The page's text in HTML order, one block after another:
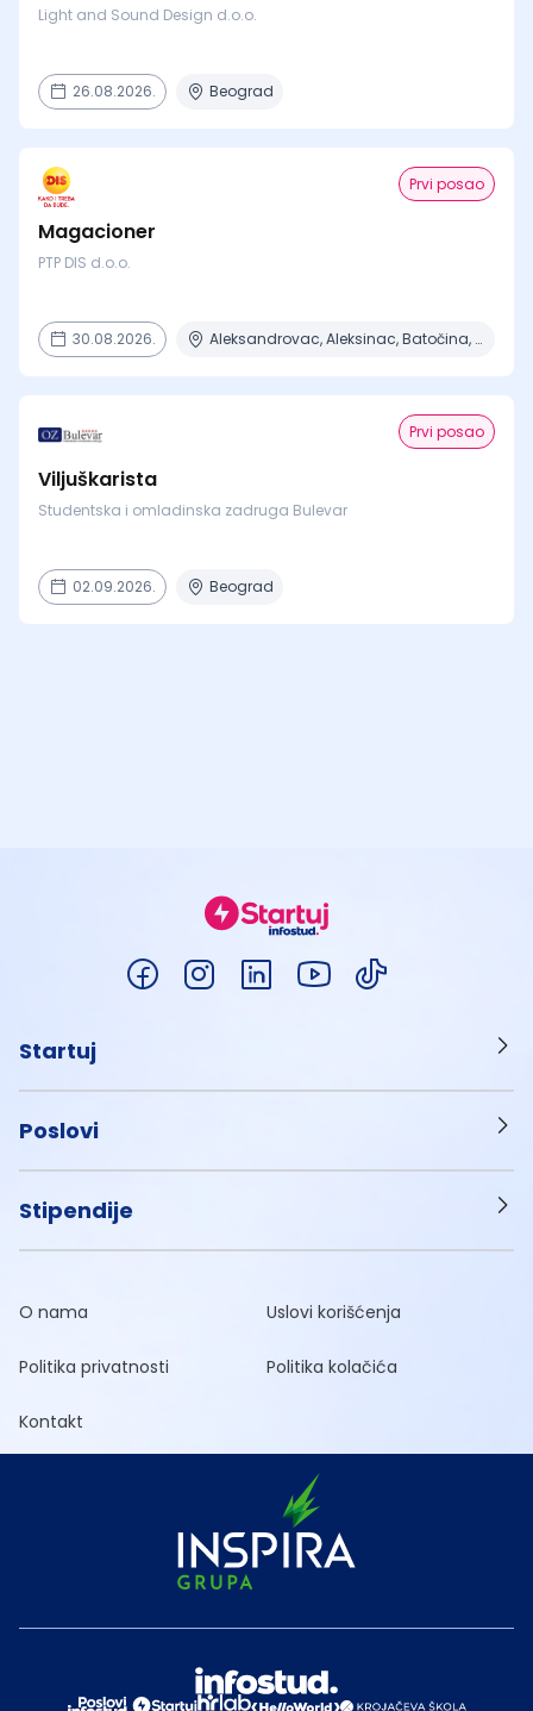
Light and Sound Design d.o.o.
26.08.2026. Beograd
Prvi posao
Magacioner
PTP DIS d.o.o.
30.08.2026. Aleksandrovac, Aleksinac, Batočina, Bela Crkva, Beograd + 7 mesta
Prvi posao
Viljuškarista
Studentska i omladinska zadruga Bulevar
02.09.2026. Beograd
Startuj
Poslovi
Stipendije
O nama Uslovi korišćenja
Politika privatnosti Politika kolačića
Kontakt